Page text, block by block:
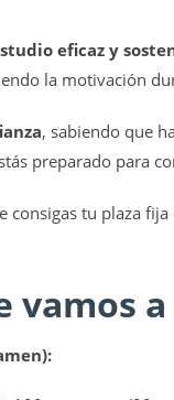
eficaz y
la motivación
, sabiendo que
preparado para
consigas tu plaza
vamos